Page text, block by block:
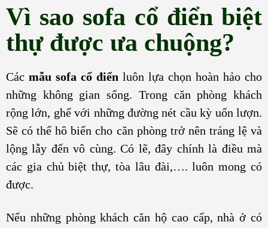
Vì sao sofa cổ điển biệt
thự được ưa chuộng?
Các mẫu sofa cổ điển luôn lựa chọn hoàn hảo cho
những không gian sống. Trong căn phòng khách
rộng lớn, ghế với những đường nét cầu kỳ uốn lượn.
Sẽ có thể hô biến cho căn phòng trở nên tráng lệ và
lộng lẫy đến vô cùng. Có lẽ, đây chính là điều mà
các gia chủ biệt thự, tòa lâu đài,…. luôn mong có
được.
Nếu những phòng khách căn hộ cao cấp, nhà ở có